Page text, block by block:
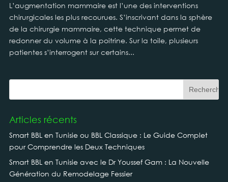
L’augmentation mammaire est l’une des interventions
chirurgicales les plus recourues. S’inscrivant dans la sphère
de la chirurgie mammaire, cette technique permet de
redonner du volume à la poitrine. Sur la toile, plusieurs
patientes s’interrogent sur certains...
Articles récents
Smart BBL en Tunisie ou BBL Classique : Le Guide Complet
pour Comprendre les Deux Techniques
Smart BBL en Tunisie avec le Dr Youssef Gam : La Nouvelle
Génération du Remodelage Fessier